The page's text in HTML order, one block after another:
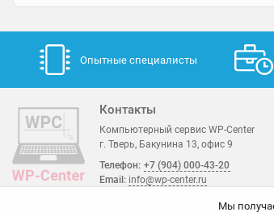
Мы
Опытные специалисты
Контакты
Компьютерный сервис WP-Center
г. Тверь, Бакунина 13, офис 9
Телефон: +7 (904) 000-43-20
Email: info@wp-center.ru